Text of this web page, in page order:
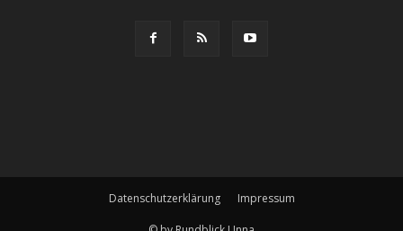
Datenschutzerklärung Impressum